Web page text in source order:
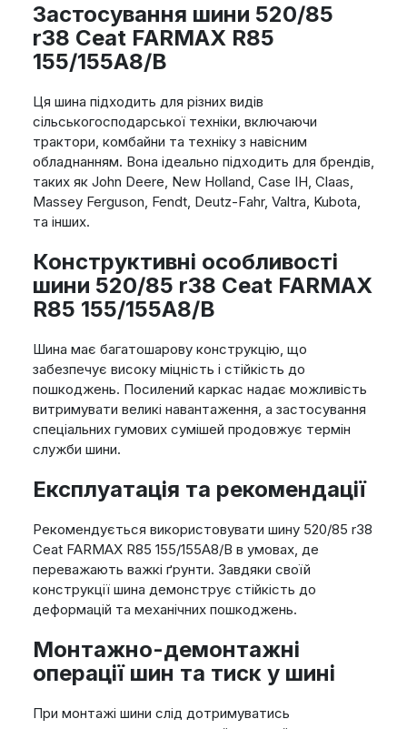
Застосування шини 520/85
r38 Ceat FARMAX R85
155/155A8/B
Ця шина підходить для різних видів
сільськогосподарської техніки, включаючи
трактори, комбайни та техніку з навісним
обладнанням. Вона ідеально підходить для брендів,
таких як John Deere, New Holland, Case IH, Claas,
Massey Ferguson, Fendt, Deutz-Fahr, Valtra, Kubota,
та інших.
Конструктивні особливості
шини 520/85 r38 Ceat FARMAX
R85 155/155A8/B
Шина має багатошарову конструкцію, що
забезпечує високу міцність і стійкість до
пошкоджень. Посилений каркас надає можливість
витримувати великі навантаження, а застосування
спеціальних гумових сумішей продовжує термін
служби шини.
Експлуатація та рекомендації
Рекомендується використовувати шину 520/85 r38
Ceat FARMAX R85 155/155A8/B в умовах, де
переважають важкі ґрунти. Завдяки своїй
конструкції шина демонструє стійкість до
деформацій та механічних пошкоджень.
Монтажно-демонтажні
операції шин та тиск у шині
При монтажі шини слід дотримуватись